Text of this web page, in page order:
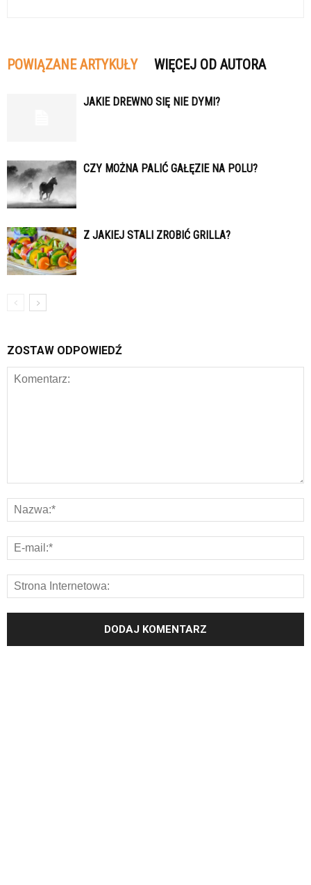
POWIĄZANE ARTYKUŁY WIĘCEJ OD AUTORA
JAKIE DREWNO SIĘ NIE DYMI?
CZY MOŻNA PALIĆ GAŁĘZIE NA POLU?
Z JAKIEJ STALI ZROBIĆ GRILLA?
ZOSTAW ODPOWIEDŹ